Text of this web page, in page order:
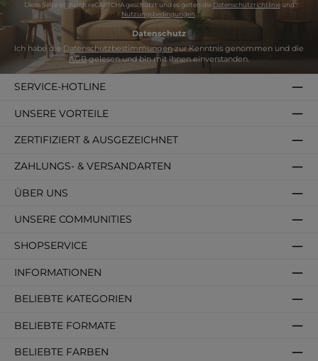
Diese Seite ist durch reCAPTCHA geschützt und es gelten die Datenschutzrichtlinieund
Nutzungsbedingungen.
Datenschutz
Ich habe die Datenschutzbestimmungenzur Kenntnis genommen und die
AGBgelesen und bin mit ihnen einverstanden.
SERVICE-HOTLINE
SHOPSERVICE
INFORMATIONEN
BELIEBTE KATEGORIEN
BELIEBTE FORMATE
BELIEBTE FARBEN
ZAHLUNGS- & VERSANDARTEN
ÜBER UNS
ZERTIFIZIERT & AUSGEZEICHNET
UNSERE VORTEILE
UNSERE COMMUNITIES